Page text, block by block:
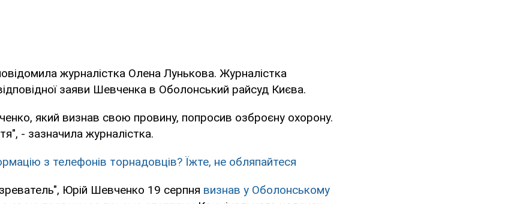
журналістка Олена Лунькова. Журналістка
заяви Шевченка в Оболонський райсуд Києва.
який визнав свою провину, попросив озброєну охорону.
- зазначила журналістка.
з телефонів торнадовців? Їжте, не обляпайтеся
Юрій Шевченко 19 серпня визнав у Оболонському